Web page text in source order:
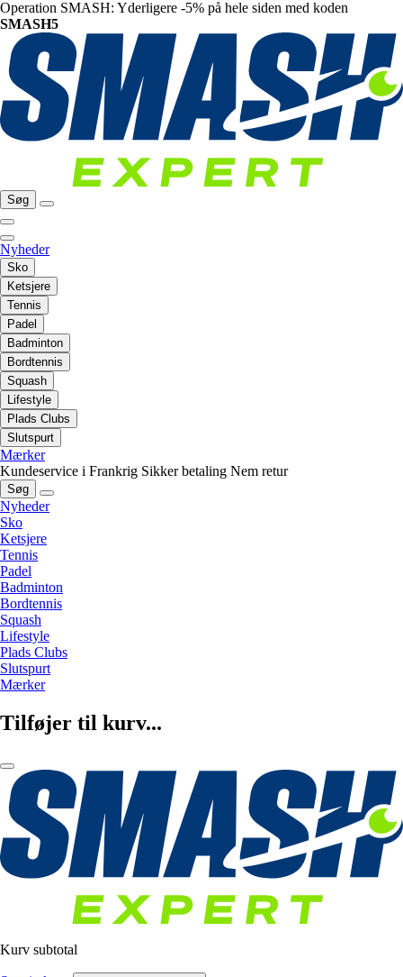
Operation SMASH: Yderligere -5% på hele siden med koden
SMASH5
Søg
Nyheder
Sko
Ketsjere
Tennis
Padel
Badminton
Bordtennis
Squash
Lifestyle
Plads Clubs
Slutspurt
Mærker
Kundeservice i Frankrig Sikker betaling Nem retur
Søg
Nyheder
Sko
Ketsjere
Tennis
Padel
Badminton
Bordtennis
Squash
Lifestyle
Plads Clubs
Slutspurt
Mærker
Tilføjer til kurv...
Kurv subtotal